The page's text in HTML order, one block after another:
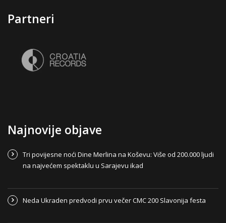
Partneri
Najnovije objave
Tri povijesne noći Dine Merlina na Koševu: Više od 200.000 ljudi
na najvećem spektaklu u Sarajevu ikad
Neda Ukraden predvodi prvu večer CMC 200 Slavonija festa